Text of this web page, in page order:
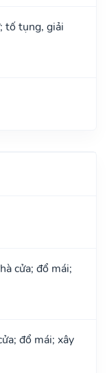
tố tụng, giải
cửa; đổ mái;
đổ mái; xây